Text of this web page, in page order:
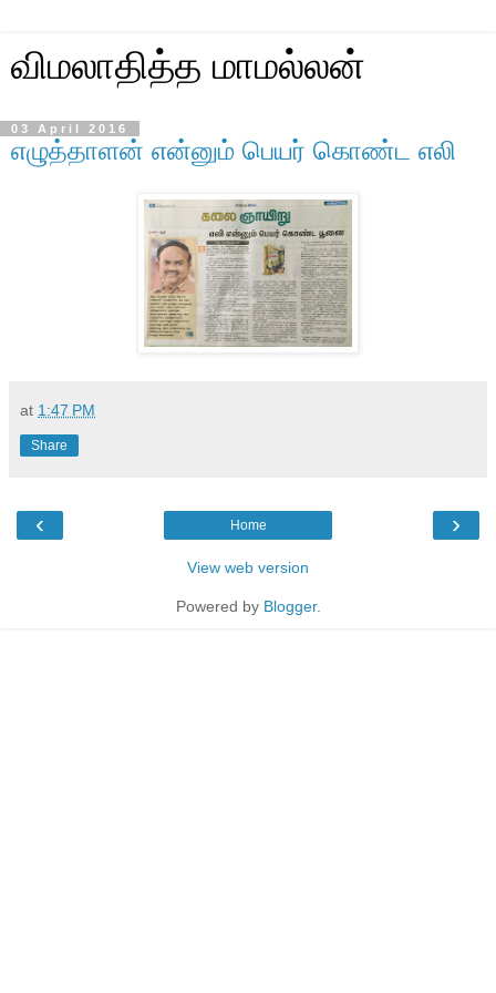
விமலாதித்த மாமல்லன்
03 April 2016
எழுத்தாளன் என்னும் பெயர் கொண்ட எலி
at 1:47 PM
Share
‹ ›
Home
View web version
Powered by Blogger.